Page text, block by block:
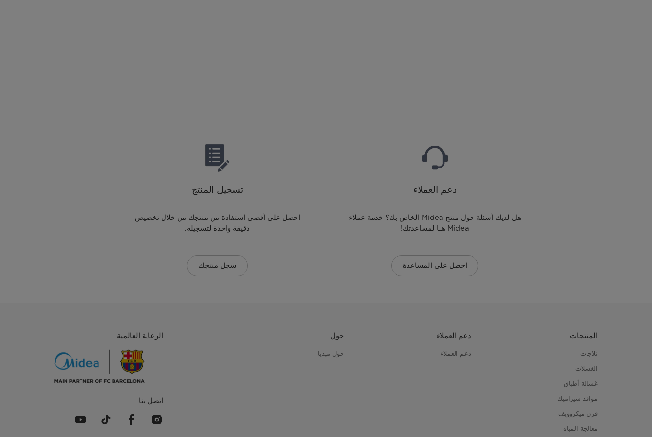
دعم العملاء
هل لديك أسئلة حول منتج Midea الخاص بك؟ خدمة عملاء
Midea هنا لمساعدتك!
احصل على المساعدة
تسجيل المنتج
احصل على أقصى استفادة من منتجك من خلال تخصيص
دقيقة واحدة لتسجيله.
سجل منتجك
المنتجات
ثلاجات
الغسلات
غسالة أطباق
مواقد سيراميك
فرن ميكروويف
معالجة المياه
دعم العملاء
دعم العملاء
حول
حول ميديا
الرعاية العالمية
اتصل بنا